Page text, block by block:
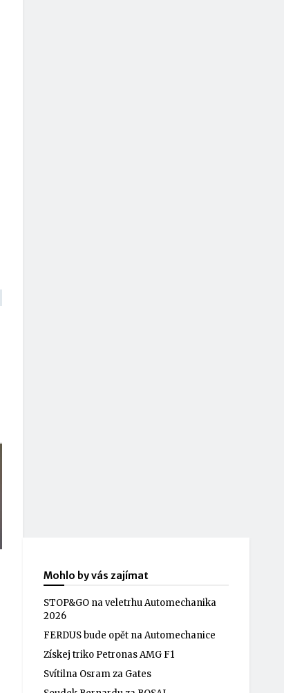
Mohlo by vás zajímat
STOP&GO na veletrhu Automechanika
2026
FERDUS bude opět na Automechanice
Získej triko Petronas AMG F1
Svítilna Osram za Gates